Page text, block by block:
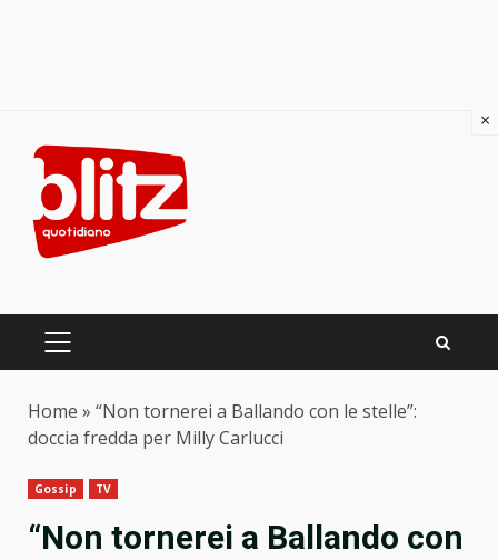
content
PRIMARY
Home » “Non tornerei a Ballando con le stelle”:
doccia fredda per Milly Carlucci
Gossip TV
“Non tornerei a Ballando con
×